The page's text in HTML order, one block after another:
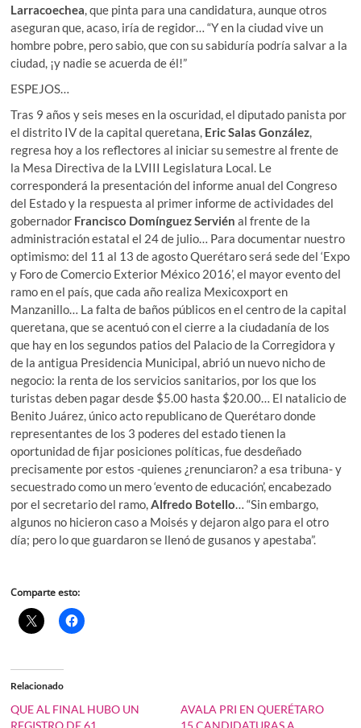
Larracoechea, que pinta para una candidatura, aunque otros
aseguran que, acaso, iría de regidor… “Y en la ciudad vive un
hombre pobre, pero sabio, que con su sabiduría podría salvar a la
ciudad, ¡y nadie se acuerda de él!”
ESPEJOS…
Tras 9 años y seis meses en la oscuridad, el diputado panista por
el distrito IV de la capital queretana, EricSalas González,
regresa hoy a los reflectores al iniciar su semestre al frente de
la Mesa Directiva de la LVIII Legislatura Local. Le
corresponderá la presentación del informe anual del Congreso
del Estado y la respuesta al primer informe de actividades del
gobernador Francisco DomínguezServién al frente de la
administración estatal el 24 de julio… Para documentar nuestro
optimismo: del 11 al 13 de agosto Querétaro será sede del ‘Expo
y Foro de Comercio Exterior México 2016’, el mayor evento del
ramo en el país, que cada año realiza Mexicoxport en
Manzanillo… La falta de baños públicos en el centro de la capital
queretana, que se acentuó con el cierre a la ciudadanía de los
que hay en los segundos patios del Palacio de la Corregidora y
de la antigua Presidencia Municipal, abrió un nuevo nicho de
negocio: la renta de los servicios sanitarios, por los que los
turistas deben pagar desde $5.00 hasta $20.00… El natalicio de
Benito Juárez, único acto republicano de Querétaro donde
representantes de los 3 poderes del estado tienen la
oportunidad de fijar posiciones políticas, fue desdeñado
precisamente por estos -quienes ¿renunciaron? a esa tribuna- y
secuestrado como un mero ‘evento de educación’, encabezado
por el secretario del ramo,Alfredo Botello… “Sin embargo,
algunos no hicieron caso a Moisés y dejaron algo para el otro
día; pero lo que guardaron se llenó de gusanos y apestaba”.
Comparte esto:
Relacionado
QUE AL FINAL HUBO UN
REGISTRO DE 61
AVALA PRI EN QUERÉTARO
15 CANDIDATURAS A